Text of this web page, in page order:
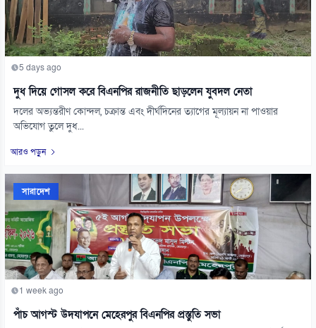
5 days ago
দুধ দিয়ে গোসল করে বিএনপির রাজনীতি ছাড়লেন যুবদল নেতা
দলের অভ্যন্তরীণ কোন্দল, চক্রান্ত এবং দীর্ঘদিনের ত্যাগের মূল্যায়ন না পাওয়ার
অভিযোগ তুলে দুধ...
আরও পড়ুন
সারাদেশ
1 week ago
পাঁচ আগস্ট উদযাপনে মেহেরপুর বিএনপির প্রস্তুতি সভা